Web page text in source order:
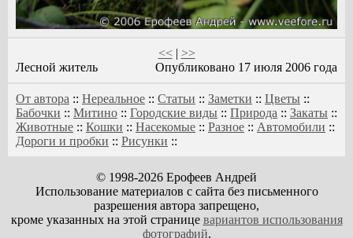
<<| >>
Лесной житель
Опубликовано 17 июля 2006 года
От автора :: Нереальное :: Статьи :: Заметки :: Цветы ::
Бабочки :: Митино :: Городские виды :: Природа :: Закаты ::
Животные :: Кошки :: Насекомые :: Разное :: Автомобили ::
Дороги и пробки :: Рисунки ::
© 1998-2026 Ерофеев Андрей
Использование материалов с сайта без письменного
разрешения автора запрещено,
кроме указанных на этой странице вариантов использования
фотографий.